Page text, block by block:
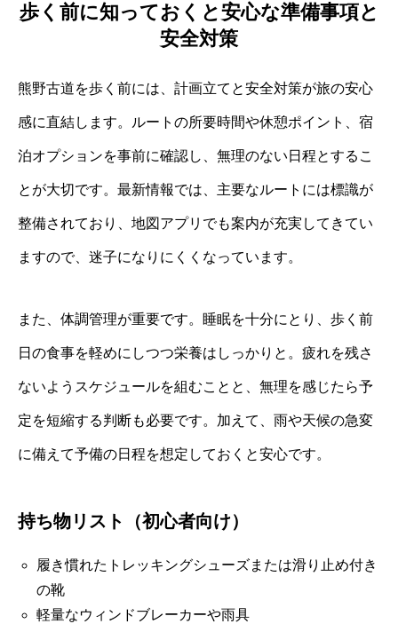
歩く前に知っておくと安心な準備事項と
安全対策
熊野古道を歩く前には、計画立てと安全対策が旅の安心
感に直結します。ルートの所要時間や休憩ポイント、宿
泊オプションを事前に確認し、無理のない日程とするこ
とが大切です。最新情報では、主要なルートには標識が
整備されており、地図アプリでも案内が充実してきてい
ますので、迷子になりにくくなっています。
また、体調管理が重要です。睡眠を十分にとり、歩く前
日の食事を軽めにしつつ栄養はしっかりと。疲れを残さ
ないようスケジュールを組むことと、無理を感じたら予
定を短縮する判断も必要です。加えて、雨や天候の急変
に備えて予備の日程を想定しておくと安心です。
持ち物リスト（初心者向け）
履き慣れたトレッキングシューズまたは滑り止め付き
の靴
軽量なウィンドブレーカーや雨具